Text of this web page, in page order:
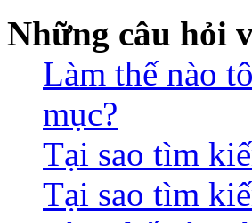
Những câu hỏi
Làm thế nào
mục?
Tại sao tìm
Tại sao tìm